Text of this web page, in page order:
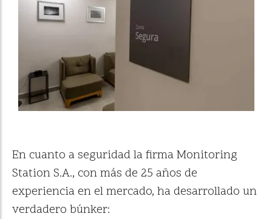
En cuanto a seguridad la firma Monitoring
Station S.A., con más de 25 años de
experiencia en el mercado, ha desarrollado un
verdadero búnker: